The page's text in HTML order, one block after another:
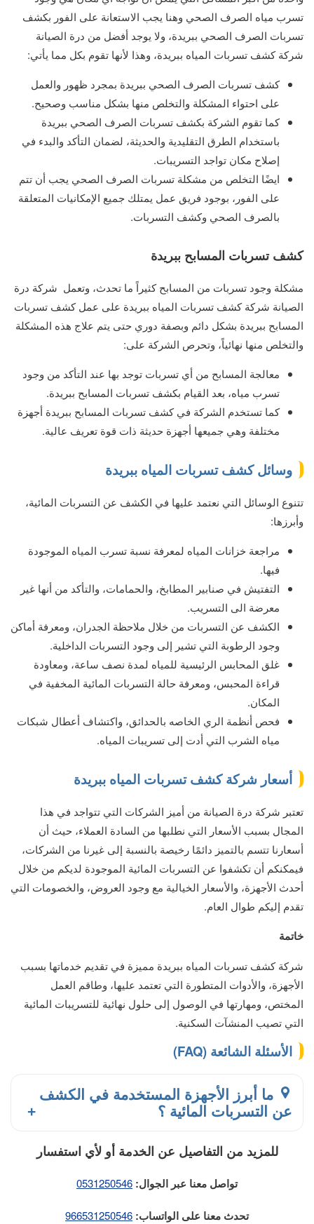
تسرب مياه الصرف الصحي وهنا يجب الاستعانة على الفور بكشف
تسربات الصرف الصحي ببريدة، ولا يوجد أفضل من درة الصيانة
شركة كشف تسربات المياه ببريدة، وهذا لأنها تقوم بكل مما يأتي:
كشف تسربات الصرف الصحي ببريدة بمجرد ظهور والعمل
على احتواء المشكلة والتخلص منها بشكل مناسب وصحيح.
كما تقوم الشركة بكشف تسربات الصرف الصحي ببريدة
باستخدام الطرق التقليدية والحديثة، لضمان التأكد والبدء في
إصلاح مكان تواجد التسريبات.
ايضًا التخلص من مشكلة تسربات الصرف الصحي يجب أن تتم
على الفور، بوجود فريق عمل يمتلك جميع الإمكانيات المتعلقة
بالصرف الصحي وكشف التسربات.
كشف تسربات المسابح ببريدة
مشكلة وجود تسربات من المسابح كثيراً ما تحدث، وتعمل شركة درة
الصيانة شركة كشف تسربات المياه ببريدة على عمل كشف تسربات
المسابح ببريدة بشكل دائم وبصفة دوري حتى يتم علاج هذه المشكلة
والتخلص منها نهائياً، وتحرص الشركة على:
معالجة المسابح من أي تسربات توجد بها عند التأكد من وجود
تسرب مياه، بعد القيام بكشف تسربات المسابح ببريدة.
كما تستخدم الشركة في كشف تسربات المسابح ببريدة أجهزة
مختلفة وهي جميعها أجهزة حديثة ذات قوة تعريف عالية.
وسائل كشف تسربات المياه ببريدة
تتنوع الوسائل التي نعتمد عليها في الكشف عن التسربات المائية،
وأبرزها:
مراجعة خزانات المياه لمعرفة نسبة تسرب المياه الموجودة
فيها.
التفتيش في صنابير المطابخ، والحمامات، والتأكد من أنها غير
معرضة الى التسريب.
الكشف عن التسربات من خلال ملاحظة الجدران، ومعرفة أماكن
وجود الرطوبة التي تشير إلى وجود التسربات الداخلية.
غلق المحابس الرئيسية للمياه لمدة نصف ساعة، ومعاودة
قراءة المحبس، ومعرفة حالة التسربات المائية المخفية في
المكان.
فحص أنظمة الري الخاصه بالحدائق، واكتشاف أعطال شبكات
مياه الشرب التي أدت إلى تسريبات المياه.
أسعار شركة كشف تسربات المياه ببريدة
تعتبر شركة درة الصيانة من أميز الشركات التي تتواجد في هذا
المجال بسبب الأسعار التي نطلبها من السادة العملاء، حيث أن
أسعارنا تتسم بالتميز دائمًا رخيصة بالنسبة إلى غيرنا من الشركات،
فيمكنكم أن تكشفوا عن التسربات المائية الموجودة لديكم من خلال
أحدث الأجهزة، والأسعار الخيالية مع وجود العروض، والخصومات التي
تقدم إليكم طوال العام.
خاتمة
شركة كشف تسربات المياه ببريدة مميزة في تقديم خدماتها بسبب
الأجهزة، والأدوات المتطورة التي تعتمد عليها، وطاقم العمل
المختص، ومهارتها في الوصول إلى حلول نهائية للتسريبات المائية
التي تصيب المنشآت السكنية.
الأسئلة الشائعة (FAQ)
ما أبرز الأجهزة المستخدمة في الكشف
عن التسربات المائية ؟
للمزيد من التفاصيل عن الخدمة أو لأي استفسار
تواصل معنا عبر الجوال: 0531250546
تحدث معنا على الواتساب: 966531250546